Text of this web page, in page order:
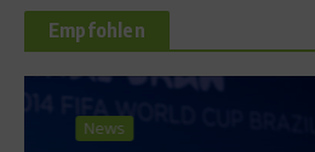
Empfohlen